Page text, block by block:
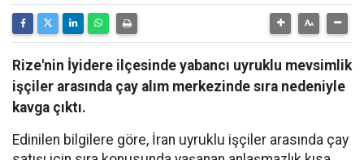
Rize'nin İyidere ilçesinde yabancı uyruklu mevsimlik
işçiler arasında çay alım merkezinde sıra nedeniyle
kavga çıktı.
Edinilen bilgilere göre, İran uyruklu işçiler arasında çay